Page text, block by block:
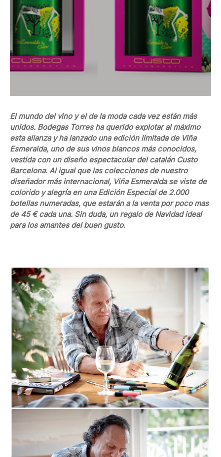
El mundo del vino y el de la moda cada vez están más
unidos. Bodegas Torres ha querido explotar al máximo
esta alianza y ha lanzado una edición limitada de Viña
Esmeralda, uno de sus vinos blancos más conocidos,
vestida con un diseño espectacular del catalán Custo
Barcelona. Al igual que las colecciones de nuestro
diseñador más internacional, Viña Esmeralda se viste de
colorido y alegría en una Edición Especial de 2.000
botellas numeradas, que estarán a la venta por poco mas
de 45 € cada una. Sin duda, un regalo de Navidad ideal
para los amantes del buen gusto.